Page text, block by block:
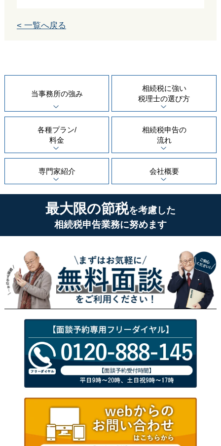
< 一覧へ戻る
当事務所の強み
相続税に強い
税理士の選び方
各種プラン/
料金
相続税申告の
流れ
専門家紹介 会社概要
最大限の節税を考慮した
相続税申告業務に努めます